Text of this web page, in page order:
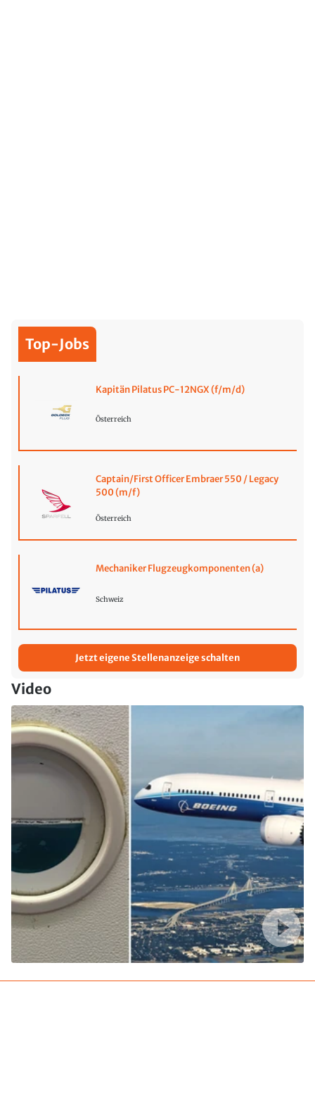
Top-Jobs
Kapitän Pilatus PC-12NGX (f/m/d)
Österreich
Captain/First Officer Embraer 550 / Legacy
500 (m/f)
Österreich
Mechaniker Flugzeugkomponenten (a)
Schweiz
Jetzt eigene Stellenanzeige schalten
Video